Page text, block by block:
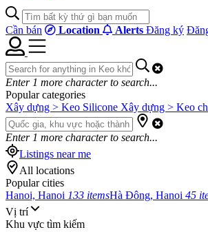
Cần bán Location Alerts Đăng ký
Enter 1 more character to search...
Popular categories
Xây dựng > Keo Silicone Xây dựng > Keo
Enter 1 more character to search...
Listings near me
All locations
Popular cities
Hanoi, Hanoi 133 itemsHà Đông, Hanoi 45
Vị trí
Khu vực tìm kiếm